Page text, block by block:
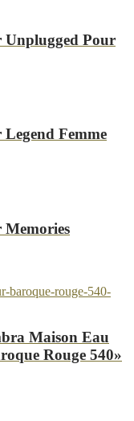
Pour
Femme
Maison Eau
Rouge 540»